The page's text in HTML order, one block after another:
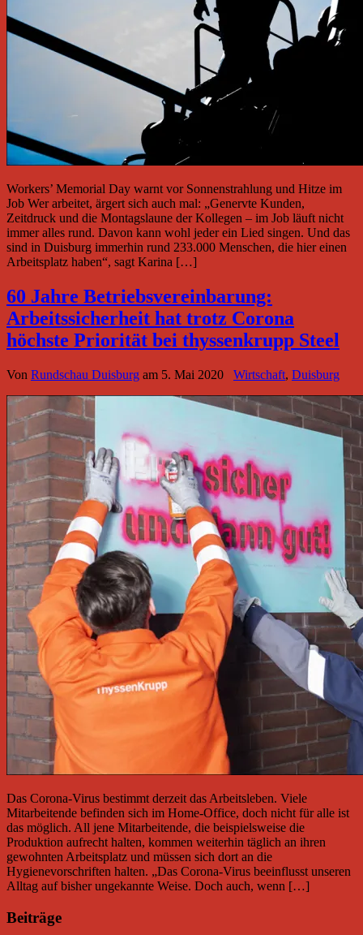
Workers’ Memorial Day warnt vor Sonnenstrahlung und Hitze im
Job Wer arbeitet, ärgert sich auch mal: „Genervte Kunden,
Zeitdruck und die Montagslaune der Kollegen – im Job läuft nicht
immer alles rund. Davon kann wohl jeder ein Lied singen. Und das
sind in Duisburg immerhin rund 233.000 Menschen, die hier einen
Arbeitsplatz haben“, sagt Karina […]
60 Jahre Betriebsvereinbarung:
Arbeitssicherheit hat trotz Corona
höchste Priorität bei thyssenkrupp Steel
Von Rundschau Duisburg am 5. Mai 2020 Wirtschaft, Duisburg
Das Corona-Virus bestimmt derzeit das Arbeitsleben. Viele
Mitarbeitende befinden sich im Home-Office, doch nicht für alle ist
das möglich. All jene Mitarbeitende, die beispielsweise die
Produktion aufrecht halten, kommen weiterhin täglich an ihren
gewohnten Arbeitsplatz und müssen sich dort an die
Hygienevorschriften halten. „Das Corona-Virus beeinflusst unseren
Alltag auf bisher ungekannte Weise. Doch auch, wenn […]
Beiträge